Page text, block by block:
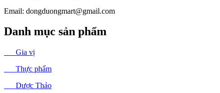
Email: dongduongmart@gmail.com
Danh mục sản phẩm
Gia vị
Thực phẩm
Dược Thảo